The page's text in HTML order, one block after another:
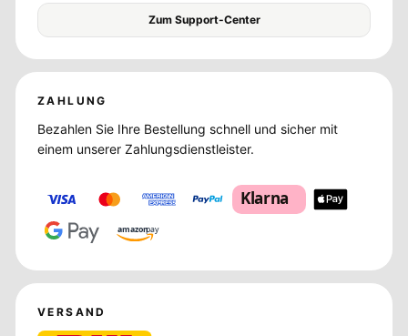
Zum Support-Center
ZAHLUNG
Bezahlen Sie Ihre Bestellung schnell und sicher mit
einem unserer Zahlungsdienstleister.
Klarna
amazonpay
VERSAND